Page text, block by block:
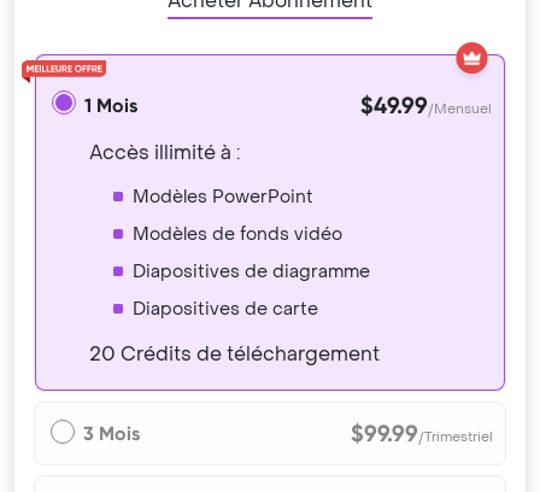
1 Mois $49.99/Mensuel
Accès illimité à :
Modèles PowerPoint
Modèles de fonds vidéo
Diapositives de diagramme
Diapositives de carte
20 Crédits de téléchargement
3 Mois $99.99/Trimestriel